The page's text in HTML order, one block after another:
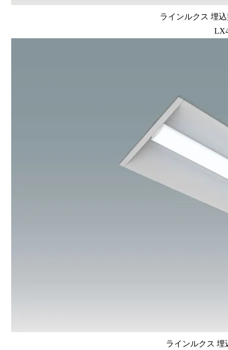
ラインルクス 埋
ラインルクス 埋